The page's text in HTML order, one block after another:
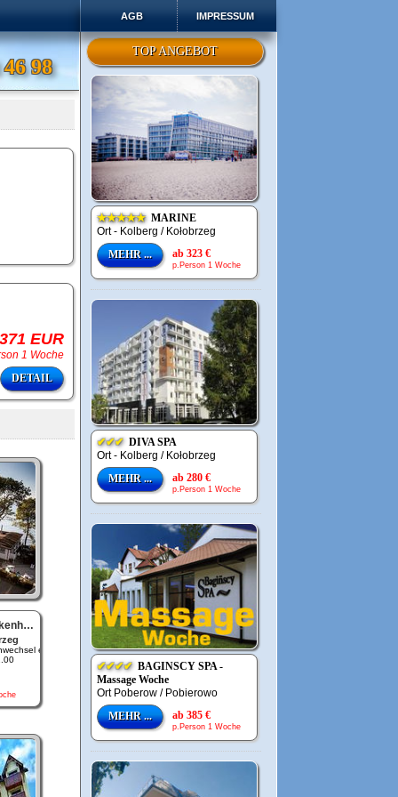
98
EUR
1 Woche
DETAIL
e..
AGB IMPRESSUM
TOP ANGEBOT
★★★★★MARINE
Ort - Kolberg / Kołobrzeg
MEHR ...
ab 323 €
p.Person 1 Woche
✔✔✔ DIVA SPA
Ort - Kolberg / Kołobrzeg
MEHR ...
ab 280 €
p.Person 1 Woche
✔✔✔✔ BAGINSCY SPA -
Massage Woche
Ort Poberow / Pobierowo
MEHR ...
ab 385 €
p.Person 1 Woche